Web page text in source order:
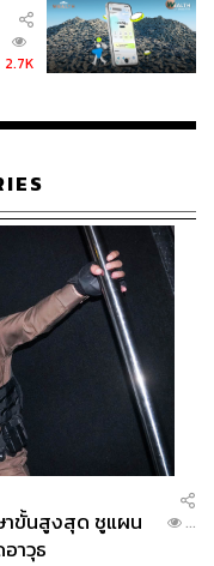
2.7K
าขั้นสูงสุด ชูแผน
าวุธ
...